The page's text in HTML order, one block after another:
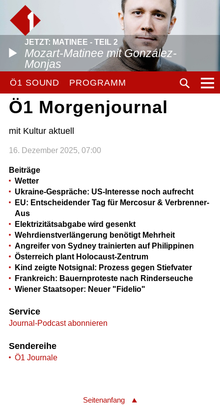
JETZT: MATINEE - TEIL 2
Mozart-Matinee mit González-
Monjas
Ö1 SOUND PROGRAMM
Ö1 Morgenjournal
mit Kultur aktuell
16. Dezember 2025, 07:00
Beiträge
Wetter
Ukraine-Gespräche: US-Interesse noch aufrecht
EU: Entscheidender Tag für Mercosur & Verbrenner-
Aus
Elektrizitätsabgabe wird gesenkt
Wehrdienstverlängerung benötigt Mehrheit
Angreifer von Sydney trainierten auf Philippinen
Österreich plant Holocaust-Zentrum
Kind zeigte Notsignal: Prozess gegen Stiefvater
Frankreich: Bauernproteste nach Rinderseuche
Wiener Staatsoper: Neuer "Fidelio"
Service
Journal-Podcast abonnieren
Sendereihe
Ö1 Journale
Seitenanfang